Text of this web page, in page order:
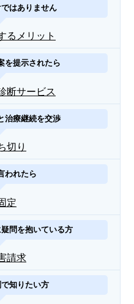
はありません
るメリット
を提示されたら
断サービス
治療継続を交渉
切り
われたら
定
問を抱いている方
請求
知りたい方